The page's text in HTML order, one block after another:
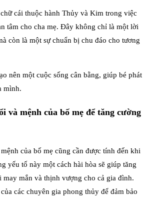
cái thuộc hành Thủy và Kim trong việc
tâm cho cha mẹ. Đây không chỉ là một lời
còn là một sự chuẩn bị chu đáo cho tương
nên một cuộc sống cân bằng, giúp bé phát
mình.
và mệnh của bố mẹ để tăng cường
của bố mẹ cũng cần được tính đến khi
yếu tố này một cách hài hòa sẽ giúp tăng
may mắn và thịnh vượng cho cả gia đình.
các chuyên gia phong thủy để đảm bảo